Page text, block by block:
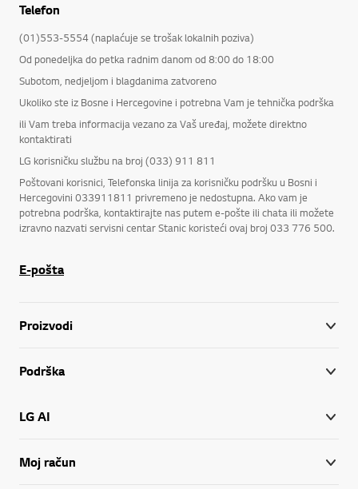
Telefon
(01)553-5554 (naplaćuje se trošak lokalnih poziva)
Od ponedeljka do petka radnim danom od 8:00 do 18:00
Subotom, nedjeljom i blagdanima zatvoreno
Ukoliko ste iz Bosne i Hercegovine i potrebna Vam je tehnička podrška
ili Vam treba informacija vezano za Vaš uređaj, možete direktno
kontaktirati
LG korisničku službu na broj (033) 911 811
Poštovani korisnici, Telefonska linija za korisničku podršku u Bosni i
Hercegovini 033911811 privremeno je nedostupna. Ako vam je
potrebna podrška, kontaktirajte nas putem e-pošte ili chata ili možete
izravno nazvati servisni centar Stanic koristeći ovaj broj 033 776 500.
E-pošta
Proizvodi
Podrška
LG AI
Moj račun